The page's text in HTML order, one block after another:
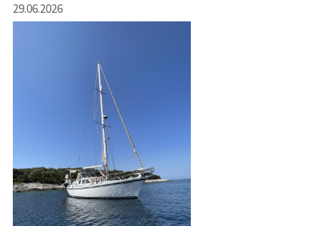
29.06.2026